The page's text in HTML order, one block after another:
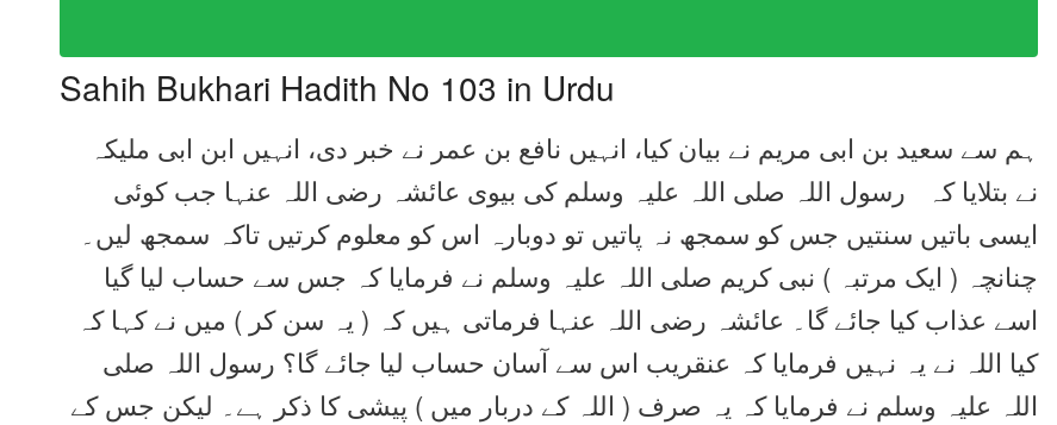
Sahih Bukhari Hadith No 103 in Urdu
ہم سے سعید بن ابی مریم نے بیان کیا، انہیں نافع بن عمر نے خبر دی، انہیں ابن ابی ملیکہ
نے بتلایا کہ رسول اللہ صلی اللہ علیہ وسلم کی بیوی عائشہ رضی اللہ عنہا جب کوئی
ایسی باتیں سنتیں جس کو سمجھ نہ پاتیں تو دوبارہ اس کو معلوم کرتیں تاکہ سمجھ لیں۔
چنانچہ ( ایک مرتبہ ) نبی کریم صلی اللہ علیہ وسلم نے فرمایا کہ جس سے حساب لیا گیا
اسے عذاب کیا جائے گا۔ عائشہ رضی اللہ عنہا فرماتی ہیں کہ ( یہ سن کر ) میں نے کہا کہ
کیا اللہ نے یہ نہیں فرمایا کہ عنقریب اس سے آسان حساب لیا جائے گا؟ رسول اللہ صلی
اللہ علیہ وسلم نے فرمایا کہ یہ صرف ( اللہ کے دربار میں ) پیشی کا ذکر ہے۔ لیکن جس کے